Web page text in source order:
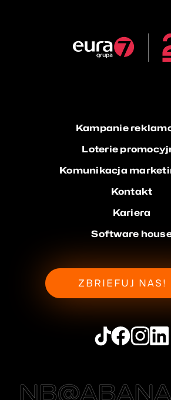
Kampanie
Loterie
Komunikacja
Kontakt
Kariera
Software
ZBRIEFUJ NAS!